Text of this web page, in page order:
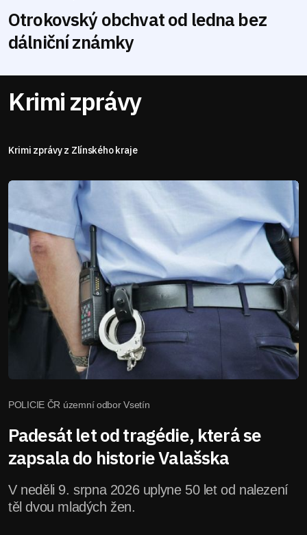
Otrokovský obchvat od ledna bez
dálniční známky
Krimi zprávy
Krimi zprávy z Zlínského kraje
POLICIE ČR územní odbor Vsetín
Padesát let od tragédie, která se
zapsala do historie Valašska
V neděli 9. srpna 2026 uplyne 50 let od nalezení
těl dvou mladých žen.